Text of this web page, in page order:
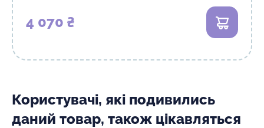
4 070 ₴ В кошик
Користувачі, які подивились
даний товар, також цікавляться